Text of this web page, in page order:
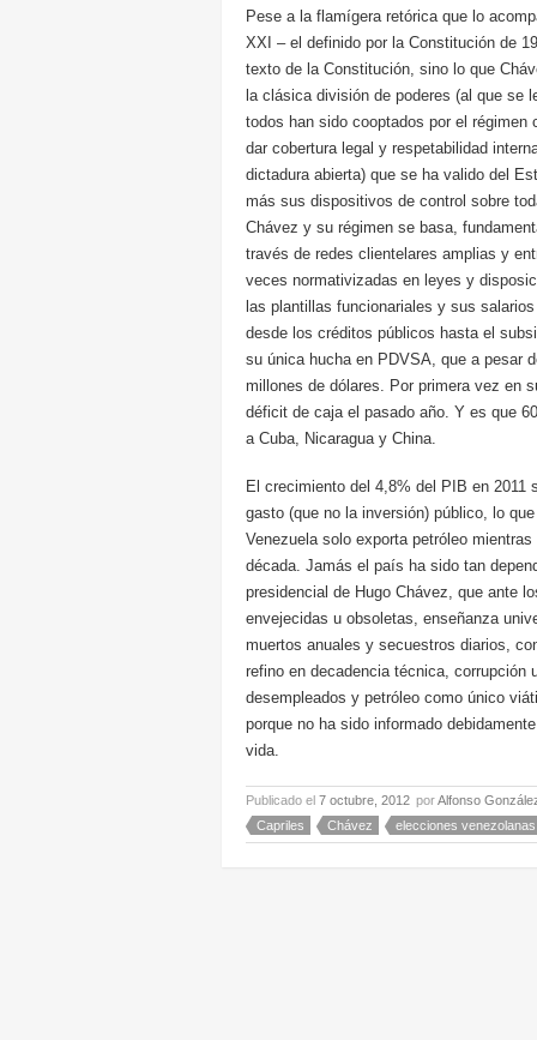
Pese a la flamígera retórica que lo
XXI – el definido por la Constitución de
texto de la Constitución, sino lo que
la clásica división de poderes (al que se
todos han sido cooptados por el
dar cobertura legal y respetabilidad
dictadura abierta) que se ha valido del
más sus dispositivos de control sobre
Chávez y su régimen se basa,
través de redes clientelares amplias y
veces normativizadas en leyes y
las plantillas funcionariales y sus
desde los créditos públicos hasta el
su única hucha en PDVSA, que a pesar
millones de dólares. Por primera vez en
déficit de caja el pasado año. Y es que
a Cuba, Nicaragua y China.
El crecimiento del 4,8% del PIB en 2011
gasto (que no la inversión) público, lo
Venezuela solo exporta petróleo
década. Jamás el país ha sido tan
presidencial de Hugo Chávez, que ante
envejecidas u obsoletas, enseñanza
muertos anuales y secuestros diarios,
refino en decadencia técnica, corrupción
desempleados y petróleo como único
porque no ha sido informado
vida.
Publicado el 7 octubre, 2012 porAlfonso
Capriles
Chávez elecciones venezolanas